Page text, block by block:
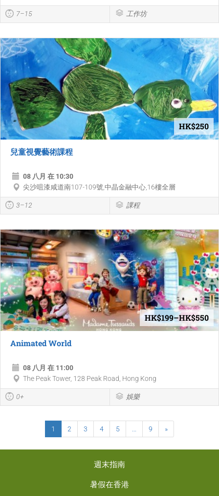
7–15 工作坊
HK$250
兒童視覺藝術課程
08 八月 在 10:30
尖沙咀漆咸道南107-109號,中晶金融中心,16樓全層
3–12 課程
HK$199–HK$550
Animated World
08 八月 在 11:00
The Peak Tower, 128 Peak Road, Hong Kong
0+ 娛樂
1 2 3 4 5 ... 9 »
週末指南
暑假在香港